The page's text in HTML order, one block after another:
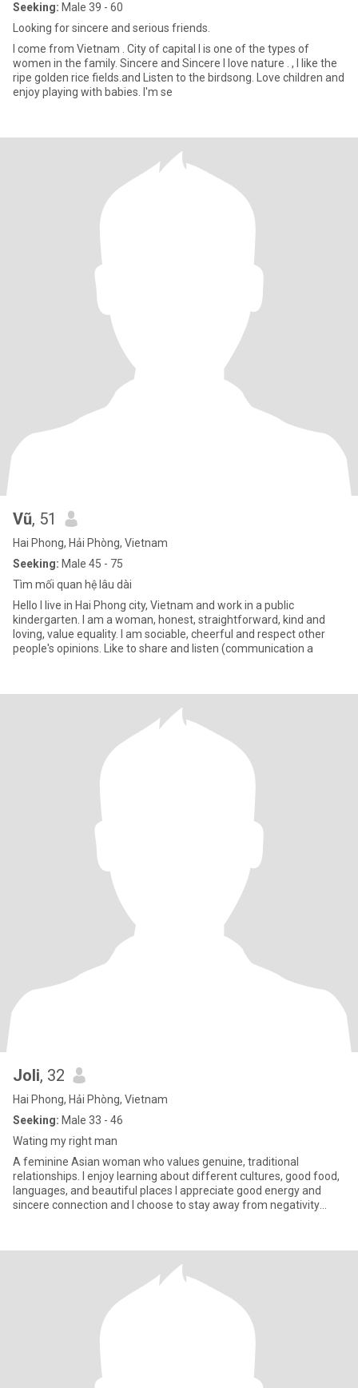
Seeking: Male 39 - 60
Looking for sincere and serious friends.
I come from Vietnam . City of capital l is one of the types of
women in the family. Sincere and Sincere I love nature . , l like the
ripe golden rice fields.and Listen to the birdsong. Love children and
enjoy playing with babies. I'm se
Vũ, 51
Hai Phong, Hải Phòng, Vietnam
Seeking: Male 45 - 75
Tìm mối quan hệ lâu dài
Hello I live in Hai Phong city, Vietnam and work in a public
kindergarten. I am a woman, honest, straightforward, kind and
loving, value equality. I am sociable, cheerful and respect other
people's opinions. Like to share and listen (communication a
Joli, 32
Hai Phong, Hải Phòng, Vietnam
Seeking: Male 33 - 46
Wating my right man
A feminine Asian woman who values genuine, traditional
relationships. I enjoy learning about different cultures, good food,
languages, and beautiful places I appreciate good energy and
sincere connection and I choose to stay away from negativity